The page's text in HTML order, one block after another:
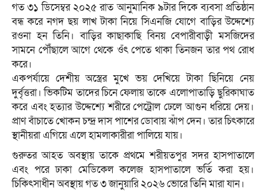
গত ৩১ ডিসেম্বর ২০২৫ রাত আনুমানিক ৯টার দিকে ব্যবসা প্রতিষ্ঠান
বন্ধ করে নগদ ছয় লাখ টাকা নিয়ে সিএনজি যোগে বাড়ির উদ্দেশ্যে
রওনা হন তিনি। বাড়ির কাছাকাছি বিনয় বেপারীবাড়ী মসজিদের
সামনে পৌঁছালে আগে থেকে ওঁৎ পেতে থাকা তিনজন তার পথ রোধ
করে।
একপর্যায়ে দেশীয় অস্ত্রের মুখে ভয় দেখিয়ে টাকা ছিনিয়ে নেয়
দুর্বৃত্তরা। ভিকটিম তাদের চিনে ফেলায় তাকে এলোপাতাড়ি ছুরিকাঘাত
করে এবং হত্যার উদ্দেশ্যে শরীরে পেট্রোল ঢেলে আগুন ধরিয়ে দেয়।
প্রাণ বাঁচাতে খোকন চন্দ্র দাস পাশের ডোবায় ঝাঁপ দেন। তার চিৎকারে
স্থানীয়রা এগিয়ে এলে হামলাকারীরা পালিয়ে যায়।
গুরুতর আহত অবস্থায় তাকে প্রথমে শরীয়তপুর সদর হাসপাতালে
এবং পরে ঢাকা মেডিকেল কলেজ হাসপাতালে ভর্তি করা হয়।
চিকিৎসাধীন অবস্থায় গত ৩ জানুয়ারি ২০২৬ ভোরে তিনি মারা যান।